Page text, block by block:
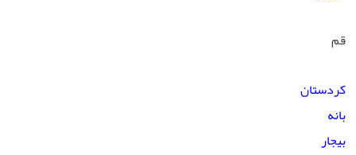
قم
کردستان
بانه
بیجار